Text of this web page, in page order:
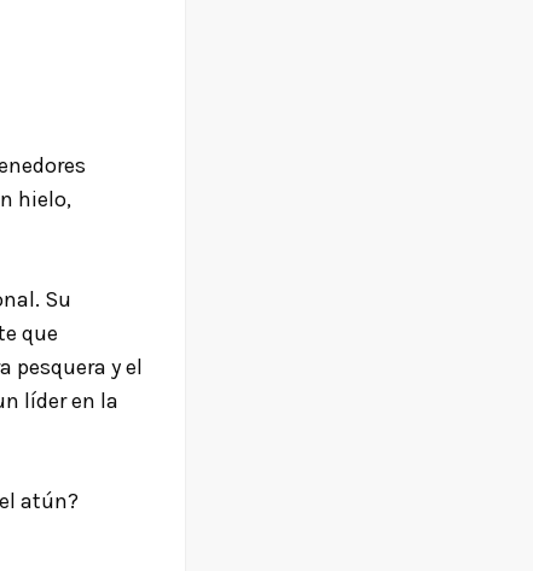
hielo,
Su
que
pesquera y el
líder en la
atún?